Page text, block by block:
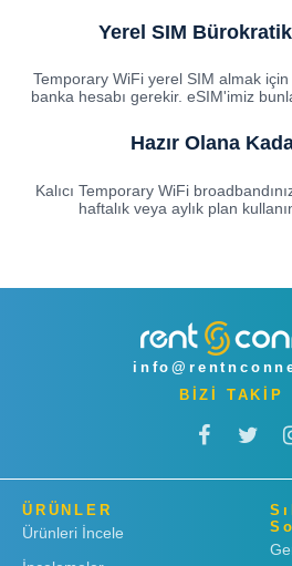
Yerel SIM
Temporary WiFi yerel SIM almak
banka hesabı gerekir. eSIM'imiz
Hazır Olana
Kalıcı Temporary WiFi
haftalık veya aylık plan
BİZİ TAKİP
ÜRÜNLER
Ürünleri İncele